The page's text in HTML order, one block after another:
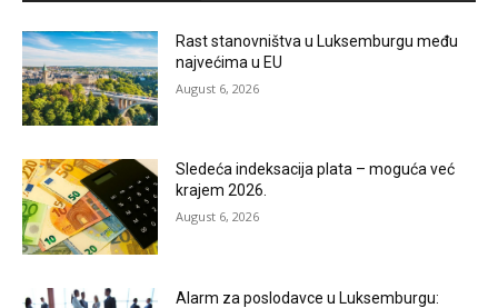
Rast stanovništva u Luksemburgu među
najvećima u EU
August 6, 2026
Sledeća indeksacija plata – moguća već
krajem 2026.
August 6, 2026
Alarm za poslodavce u Luksemburgu: